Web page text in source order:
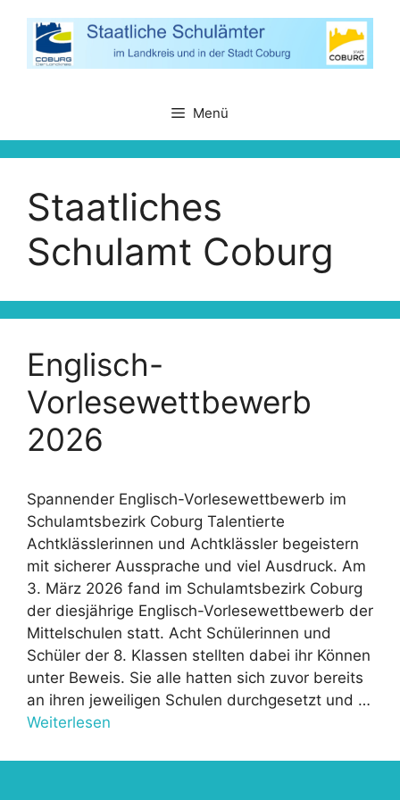
Inhalt
springen
Menü
Staatliches
Schulamt Coburg
Englisch-
Vorlesewettbewerb
2026
Spannender Englisch-Vorlesewettbewerb im
Schulamtsbezirk Coburg Talentierte
Achtklässlerinnen und Achtklässler begeistern
mit sicherer Aussprache und viel Ausdruck. Am
3. März 2026 fand im Schulamtsbezirk Coburg
der diesjährige Englisch-Vorlesewettbewerb der
Mittelschulen statt. Acht Schülerinnen und
Schüler der 8. Klassen stellten dabei ihr Können
unter Beweis. Sie alle hatten sich zuvor bereits
an ihren jeweiligen Schulen durchgesetzt und …
Weiterlesen